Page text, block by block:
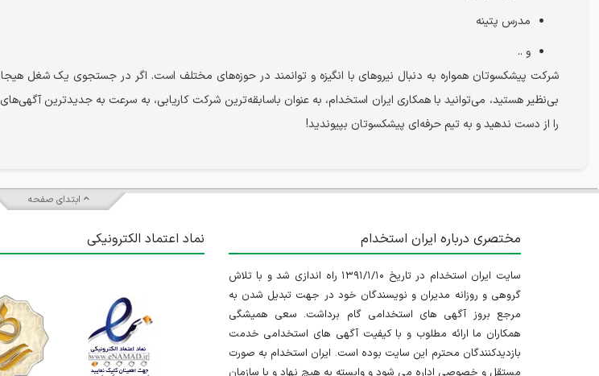
مدرس پتینه
و ..
شرکت پیشکسوتان همواره به دنبال نیروهای با انگیزه و توانمند در حوزه‌های مختلف است. اگر در جستجوی یک شغل
بی‌نظیر هستید، می‌توانید با همکاری ایران استخدام، به عنوان باسابقه‌ترین شرکت کاریابی، به سرعت به جدیدترین
را از دست ندهید و به تیم حرفه‌ای پیشکسوتان بپیوندید!
ابتدای صفحه
مختصری درباره ایران استخدام
سایت ایران استخدام در تاریخ ۱۳۹۱/۱/۱۰ راه اندازی شد و با تلاش
گروهی و روزانه مدیران و نویسندگان خود در جهت تبدیل شدن به
مرجع بروز آگهی های استخدامی گام برداشت. سعی همیشگی
همکاران ما ارائه مطلوب و با کیفیت آگهی های استخدامی خدمت
بازدیدکنندگان محترم این سایت بوده است. ایران استخدام به صورت
مستقل و خصوصی اداره می شود و وابسته به هیچ نهاد و یا سازمان
نماد اعتماد الکترونیکی